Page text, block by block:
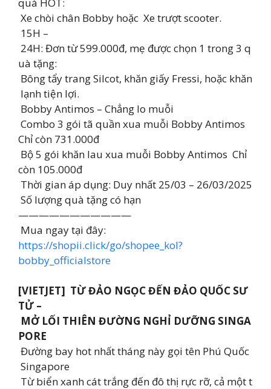
Xe chòi chân Bobby hoặc Xe trượt scooter.
15H –
24H: Đơn từ 599.000đ, mẹ được chọn 1 trong 3 q
uà tặng:
Bông tẩy trang Silcot, khăn giấy Fressi, hoặc khăn
lạnh tiện lợi.
Bobby Antimos – Chẳng lo muỗi
Combo 3 gói tã quần xua muỗi Bobby Antimos
Chỉ còn 731.000đ
Bộ 5 gói khăn lau xua muỗi Bobby Antimos Chỉ
còn 105.000đ
Thời gian áp dụng: Duy nhất 25/03 – 26/03/2025
Số lượng quà tặng có hạn
———————————
Mua ngay tại đây:
https://shopii.click/go/shopee_kol?
bobby_officialstore
[VIETJET] ️ TỪ ĐẢO NGỌC ĐẾN ĐẢO QUỐC SƯ
TỬ –
MỞ LỐI THIÊN ĐƯỜNG NGHỈ DƯỠNG SINGA
PORE
Đường bay hot nhất tháng này gọi tên Phú Quốc
Singapore
Từ biển xanh cát trắng đến đô thị rực rỡ, cả một t